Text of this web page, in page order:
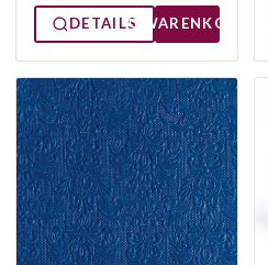
DETAILS
WARENKORB